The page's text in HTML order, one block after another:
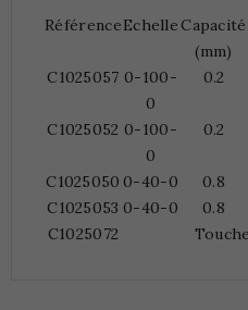
RéférenceEchelleCapacité
(mm)
C1025057 0-100-
0
0.2
C1025052 0-100-
0
0.2
C1025050 0-40-0 0.8
C1025053 0-40-0 0.8
C1025072